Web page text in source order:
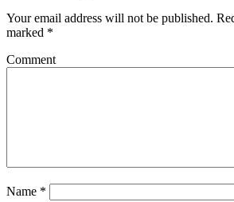
Your email address will not be published.
marked *
Comment
Name *